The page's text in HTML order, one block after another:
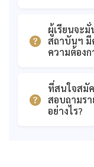
ผู้เรียนจะ
สถาบันฯ มี
ความต้อง
ที่สนใจสมั
สอบถามรา
อย่างไร?